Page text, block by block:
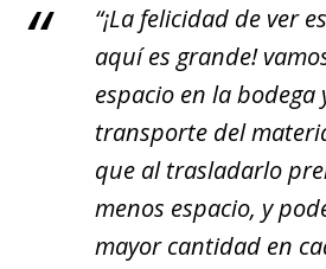
“¡La felicidad de ver
aquí es grande!
espacio en la bodega
transporte del
que al trasladarlo
menos espacio, y
mayor cantidad en